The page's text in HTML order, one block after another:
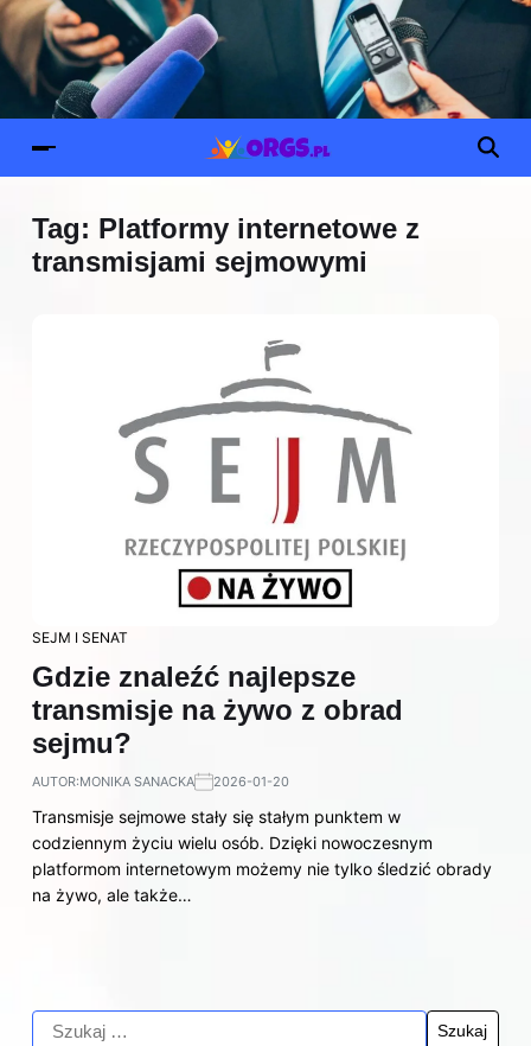
Tag: Platformy internetowe z
transmisjami sejmowymi
SEJM I SENAT
Gdzie znaleźć najlepsze
transmisje na żywo z obrad
sejmu?
AUTOR:MONIKA SANACKA 2026-01-20
Transmisje sejmowe stały się stałym punktem w
codziennym życiu wielu osób. Dzięki nowoczesnym
platformom internetowym możemy nie tylko śledzić obrady
na żywo, ale także…